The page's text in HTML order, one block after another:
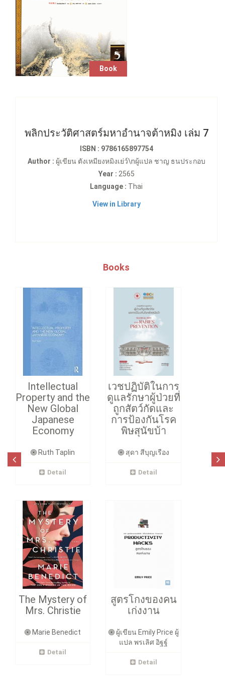
Book
พลิกประวัติศาสตร์มหาอำนาจต้าหมิง เล่ม 7
ISBN : 9786165897754
Author : ผู้เขียน ตังเหมียงหมิงเย่ว์\nผู้แปล ชาญ ธนประกอบ
Year : 2565
Language : Thai
View in Library
Books
Intellectual
Property and the
New Global
Japanese
Economy
Ruth Taplin
Detail
เวชปฏิบัติในการ
ดูแลรักษาผู้ป่วยที่
ถูกสัตว์กัดและ
การป้องกันโรค
พิษสุนัขบ้า
สุดา สีบุญเรือง
Detail
The Mystery of
Mrs. Christie
Marie Benedict
Detail
สูตรโกงของคน
เก่งงาน
ผู้เขียน Emily Price ผู้
แปล พรเลิศ อิฐฐ์
Detail